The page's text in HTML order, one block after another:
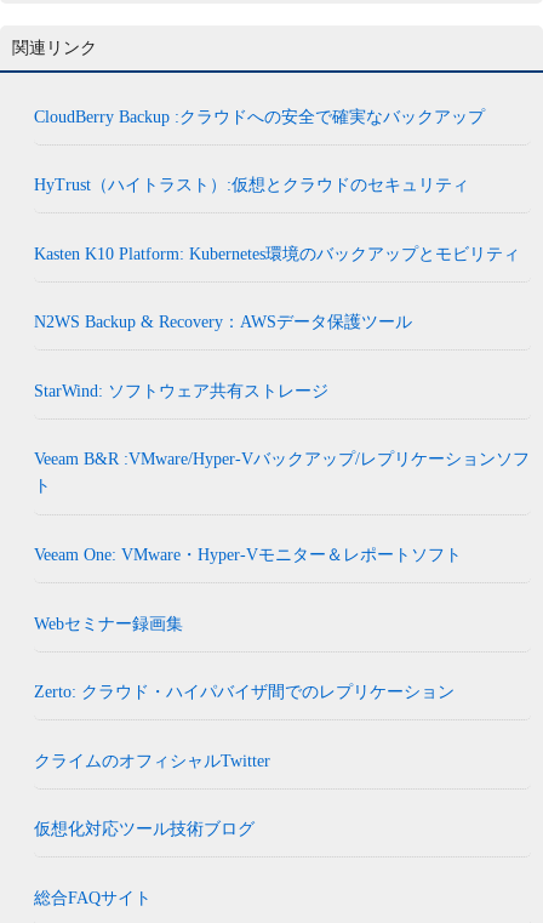
関連リンク
CloudBerry Backup :クラウドへの安全で確実なバックアップ
HyTrust（ハイトラスト）:仮想とクラウドのセキュリティ
Kasten K10 Platform: Kubernetes環境のバックアップとモビリティ
N2WS Backup & Recovery：AWSデータ保護ツール
StarWind: ソフトウェア共有ストレージ
Veeam B&R :VMware/Hyper-Vバックアップ/レプリケーションソフ
ト
Veeam One: VMware・Hyper-Vモニター＆レポートソフト
Webセミナー録画集
Zerto: クラウド・ハイパバイザ間でのレプリケーション
クライムのオフィシャルTwitter
仮想化対応ツール技術ブログ
総合FAQサイト